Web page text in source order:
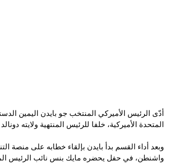
المتحدة الأميركية، خلفا للرئيس المنتهية ولايته
وبعد أداء القسم بدأ بايدن بإلقاء خطابه على منصة
واشنطن، في حفل يحضره مايك بنس نائب الرئيس